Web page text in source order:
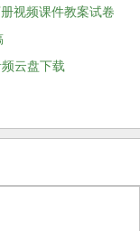
视频课件教案试卷
云盘下载